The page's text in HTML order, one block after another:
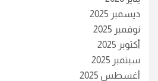
ديسمبر 2025
نوفمبر 2025
أكتوبر 2025
سبتمبر 2025
أغسطس 2025